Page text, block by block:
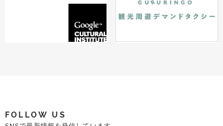
FOLLOW US